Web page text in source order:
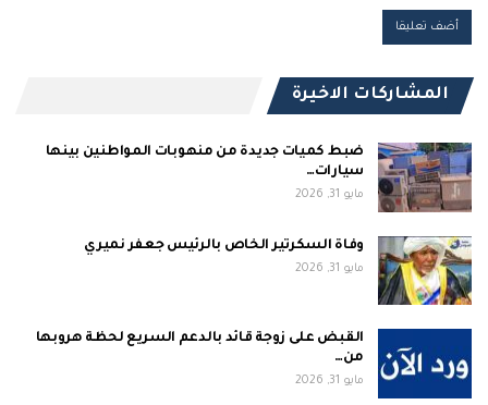
المشاركات الاخيرة
ضبط كميات جديدة من منهوبات المواطنين بينها
سيارات…
مايو 31, 2026
وفاة السكرتير الخاص بالرئيس جعفر نميري
مايو 31, 2026
القبض على زوجة قائد بالدعم السريع لحظة هروبها
من…
مايو 31, 2026